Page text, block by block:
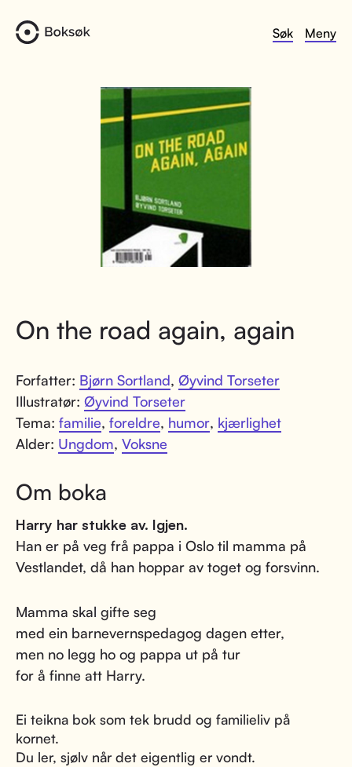
Søk Meny
On the road again, again
Forfatter: Bjørn Sortland, Øyvind Torseter
Illustratør: Øyvind Torseter
Tema: familie, foreldre, humor, kjærlighet
Alder: Ungdom, Voksne
Om boka
Harry har stukke av. Igjen.
Han er på veg frå pappa i Oslo til mamma på
Vestlandet, då han hoppar av toget og forsvinn.
Mamma skal gifte seg
med ein barnevernspedagog dagen etter,
men no legg ho og pappa ut på tur
for å finne att Harry.
Ei teikna bok som tek brudd og familieliv på
kornet.
Du ler, sjølv når det eigentlig er vondt.